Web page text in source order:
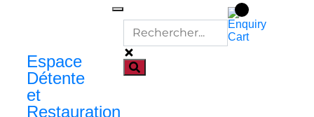
Espace
Détente
et
Restauration